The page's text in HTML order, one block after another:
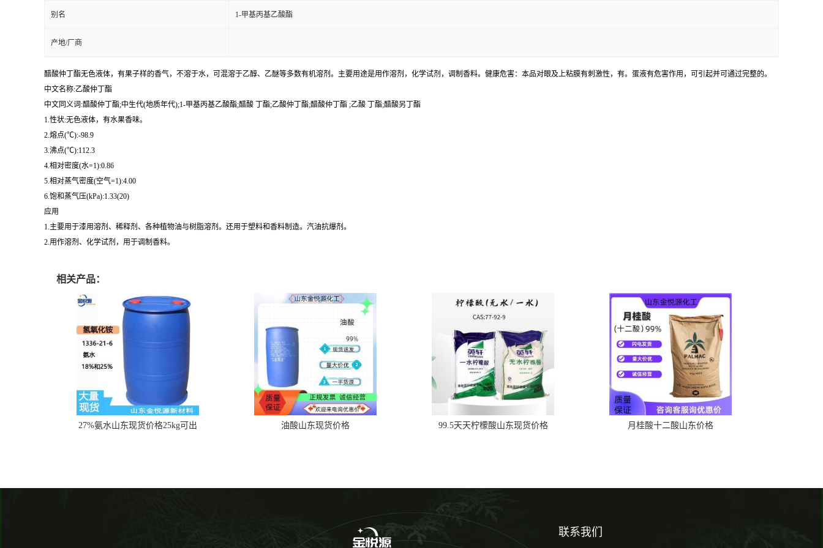
别名 1-甲基丙基乙酸酯
产地/厂商
醋酸仲丁酯无色液体，有果子样的香气，不溶于水，可混溶于乙醇、乙醚等多数有机溶剂。主要用途是用作溶剂，化学试剂，调制香料。健康危害：本品对眼及上粘膜有刺激性，有。蛋液有危害作用，可引起并可通过完整的。
中文名称:乙酸仲丁酯
中文同义词:醋酸仲丁酯;中生代(地质年代);1-甲基丙基乙酸酯;醋酸 丁酯;乙酸仲丁酯;醋酸仲丁酯 ;乙酸 丁酯;醋酸另丁酯
1.性状:无色液体，有水果香味。
2.熔点(℃):-98.9
3.沸点(℃):112.3
4.相对密度(水=1):0.86
5.相对蒸气密度(空气=1):4.00
6.饱和蒸气压(kPa):1.33(20)
应用
1.主要用于漆用溶剂、稀释剂、各种植物油与树脂溶剂。还用于塑料和香料制造。汽油抗爆剂。
2.用作溶剂、化学试剂，用于调制香料。
相关产品：
27%氨水山东现货价格25kg可出 油酸山东现货价格 99.5天天柠檬酸山东现货价格 月桂酸十二酸山东价格
联系我们